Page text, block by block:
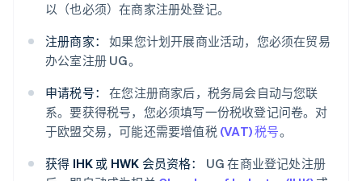
以（也必须）在商家注册处登记。
注册商家：
如果您计划开展商业活动，您必须在贸易
办公室注册 UG。
申请税号：
在您注册商家后，税务局会自动与您联
系。要获得税号，您必须填写一份税收登记问卷。对
于欧盟交易，可能还需要增值税 (VAT) 税号。
获得 IHK 或 HWK 会员资格：
UG 在商业登记处注册